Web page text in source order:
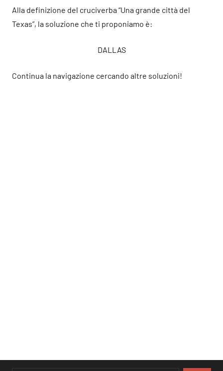
Alla definizione del cruciverba “Una grande città del
Texas”, la soluzione che ti proponiamo è:
DALLAS
Continua la navigazione cercando altre soluzioni!